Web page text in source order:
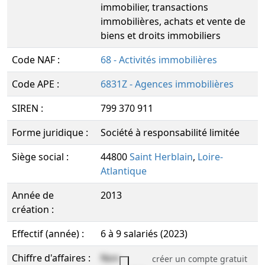
immobilier, transactions
immobilières, achats et vente de
biens et droits immobiliers
Code NAF :
68 - Activités immobilières
Code APE :
6831Z - Agences immobilières
SIREN :
799 370 911
Forme juridique :
Société à responsabilité limitée
Siège social :
44800Saint Herblain, Loire-
Atlantique
Année de
création :
2013
Effectif (année) :
6 à 9 salariés (2023)
Chiffre d'affaires :
Non
créer un compte gratuit